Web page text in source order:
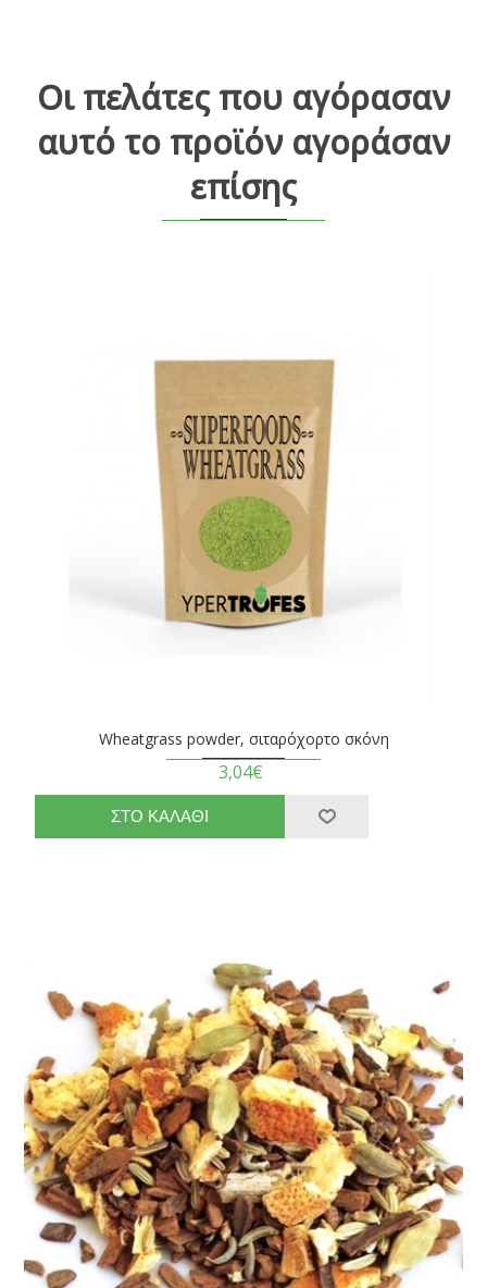
Οι πελάτες που αγόρασαν
αυτό το προϊόν αγοράσαν
επίσης
Wheatgrass powder, σιταρόχορτο σκόνη
3,04€